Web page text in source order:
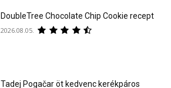
DoubleTree Chocolate Chip Cookie recept
2026.08.05.
Tadej Pogačar öt kedvenc kerékpáros